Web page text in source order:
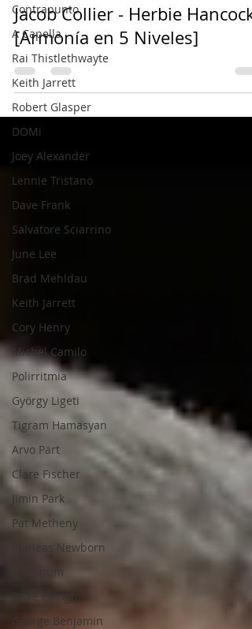
Contrapunto
A Capella
Rai Thistlethwayte
Keith Jarrett
Robert Glasper
DOMi
Joey Alexander
Lennie Tristano
Dave Frank
Salvatore Sciarrino
June Lee
Brad Mehldau
Keith Jarrett
Cory Henry
Michel Camilo
Polirritmia
György Ligeti
Tigram Hamasyan
Arvo Pärt
Clare Fischer
Jimin Park
Pat Metheny
Phineas Newborn
Art Tatum
Duke Ellington
George Benjamin
Jacob Collier - Herbie Hancock
[Armonía en 5 Niveles]